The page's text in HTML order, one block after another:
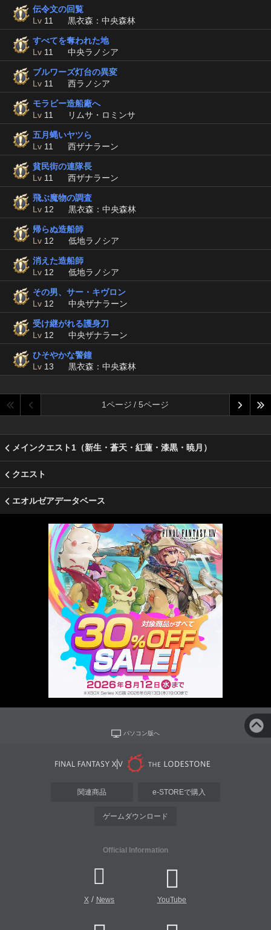
伝令文の回覧
Lv 11 黒衣森：中央森林
すべてを奪われた地
Lv 11 中央ラノシア
ブルワーズ灯台の異変
Lv 11 西ラノシア
モラビー造船廠へ
Lv 11 リムサ・ロミンサ
五月蝿いヤツら
Lv 11 西ザナラーン
貧民街の連隊長
Lv 11 西ザナラーン
飛ぶ魔物の調査
Lv 12 黒衣森：中央森林
帰らぬ造船師
Lv 12 低地ラノシア
消えた造船師
Lv 12 低地ラノシア
その男、サー・キヴロン
Lv 12 中央ザナラーン
受け継がれる護身刀
Lv 12 中央ザナラーン
ひそやかな警鐘
Lv 13 黒衣森：中央森林
1ページ / 5ページ
メインクエスト1（新生・蒼天・紅蓮・漆黒・暁月）
クエスト
エオルゼアデータベース
パソコン版へ
関連商品 e-STOREで購入
ゲームダウンロード
Official Information
X/ News YouTube